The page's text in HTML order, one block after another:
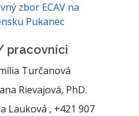
zbor ECAV na
Pukanec
pracovníci
Turčanová
Rievajová, PhD.
Lauková , +421 907